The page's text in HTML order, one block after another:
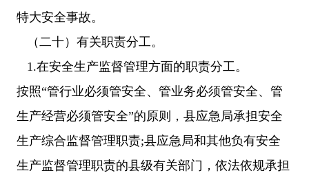
特大安全事故。
（二十）有关职责分工。
1.在安全生产监督管理方面的职责分工。
按照“管行业必须管安全、管业务必须管安全、管
生产经营必须管安全”的原则，县应急局承担安全
生产综合监督管理职责;县应急局和其他负有安全
生产监督管理职责的县级有关部门，依法依规承担